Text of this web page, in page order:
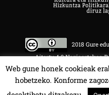
2018 Gure
Aitortu 4.0 Nazioartekoa
Web gune honek cookieak
hobetzeko. Konforme